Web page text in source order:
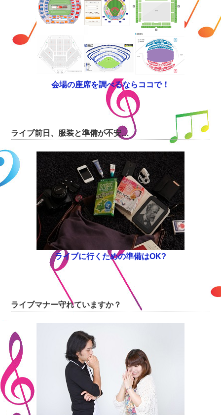
会場の座席を調べるならココで！
ライブ前日、服装と準備が不安…
ライブに行くための準備はOK?
ライブマナー守れていますか？